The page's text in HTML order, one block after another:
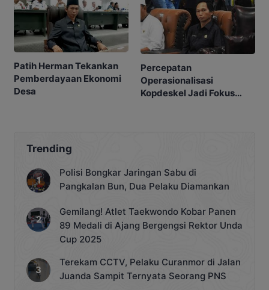
Patih Herman Tekankan
Pemberdayaan Ekonomi
Desa
Percepatan
Operasionalisasi
Kopdeskel Jadi Fokus
Trending
Polisi Bongkar Jaringan Sabu di
Pangkalan Bun, Dua Pelaku Diamankan
Gemilang! Atlet Taekwondo Kobar Panen
89 Medali di Ajang Bergengsi Rektor Unda
Cup 2025
Terekam CCTV, Pelaku Curanmor di Jalan
Juanda Sampit Ternyata Seorang PNS